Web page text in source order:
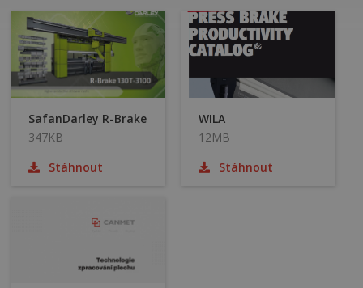
SafanDarley R-Brake
347KB
Stáhnout
WILA
12MB
Stáhnout